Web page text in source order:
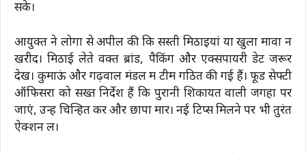
सके।
आयुक्त ने लोगों से अपील की कि सस्ती मिठाइयां या खुला मावा न
खरीदें। मिठाई लेते वक्त ब्रांड, पैकिंग और एक्सपायरी डेट जरूर
देखें। कुमाऊं और गढ़वाल मंडल में टीमें गठित की गई हैं। फूड सेफ्टी
ऑफिसरों को सख्त निर्देश हैं कि पुरानी शिकायत वाली जगहों पर
जाएं, उन्हें चिन्हित करें और छापा मारें। नई टिप्स मिलने पर भी तुरंत
ऐक्शन लें।